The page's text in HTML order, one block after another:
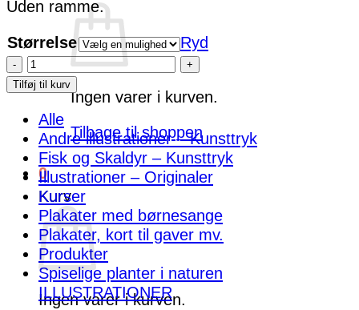
Ingen varer i kurven.
Tilbage til shoppen
0
Kurv
Ingen varer i kurven.
Uden ramme.
Størrelse
Ryd
Oregano
antal
Tilføj til kurv
Alle
Andre illustrationer – Kunsttryk
Fisk og Skaldyr – Kunsttryk
Illustrationer – Originaler
Kurser
Plakater med børnesange
Plakater, kort til gaver mv.
Produkter
Spiselige planter i naturen
ILLUSTRATIONER